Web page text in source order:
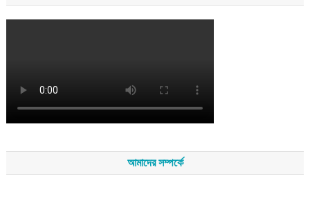
আমাদের সম্পর্কে